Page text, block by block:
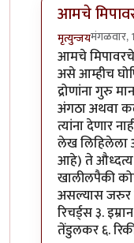
आमचे
मृत्युन्जयमंगळवार,
In reply to
आमचे
असे आम्हीच
द्रोणांना गुरु
अंगठा अथवा
त्यांना देणार
लेख लिहिलेला
आहे) ते औध्दत्य
खालीलपैकी
असल्यास जरुर
रिचर्ड्स ३.
तेंडुलकर ६.